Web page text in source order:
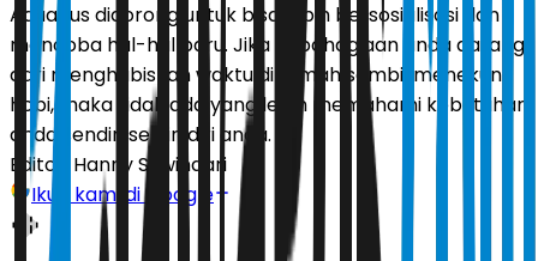
Aquarius didorong untuk bisa lebih bersosialisasi dan
mencoba hal-hal baru. Jika kebahagiaan anda datang
dari menghabiskan waktu di rumah sambil menekuni
hobi, maka tidak ada yang lebih memahami kebutuhan
anda sendiri selain diri anda.
Editor: Hanny Suwindari
Ikuti kami di Google